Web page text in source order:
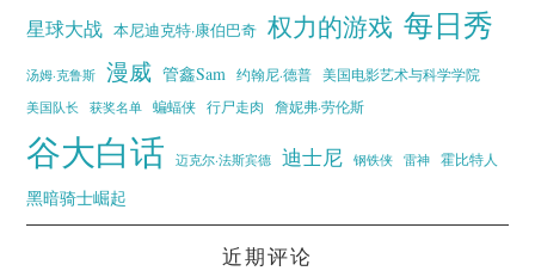
星球大战 本尼迪克特·康伯巴奇 权力的游戏 每日秀
汤姆·克鲁斯 漫威 管鑫Sam 约翰尼·德普
美国电影艺术与科学学院
美国队长
获奖名单 蝙蝠侠 行尸走肉 詹妮弗·劳伦斯
谷大白话 迈克尔·法斯宾德 迪士尼 钢铁侠 雷神 霍比特人
黑暗骑士崛起
近期评论